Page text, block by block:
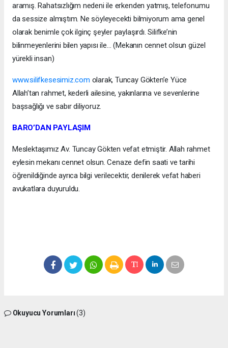
aramış. Rahatsızlığım nedeni ile erkenden yatmış, telefonumu
da sessize almıştım. Ne söyleyecekti bilmiyorum ama genel
olarak benimle çok ilginç şeyler paylaşırdı. Silifke’nin
bilinmeyenlerini bilen yapısı ile… (Mekanın cennet olsun güzel
yürekli insan)
www.silifkesesimiz.com olarak, Tuncay Gökten’e Yüce
Allah’tan rahmet, kederli ailesine, yakınlarına ve sevenlerine
başsağlığı ve sabır diliyoruz.
BARO’DAN PAYLAŞIM
Meslektaşımız Av. Tuncay Gökten vefat etmiştir. Allah rahmet
eylesin mekanı cennet olsun. Cenaze defin saati ve tarihi
öğrenildiğinde ayrıca bilgi verilecektir, denilerek vefat haberi
avukatlara duyuruldu.
Okuyucu Yorumları(3)